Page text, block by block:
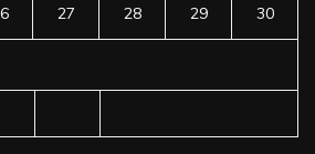
27 28 29 30